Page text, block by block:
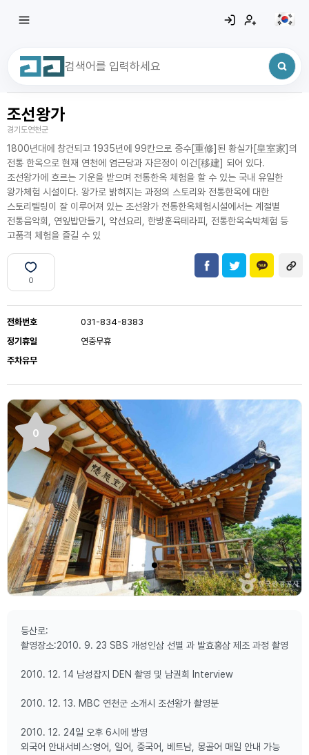
최근 검색어
조선왕가
경기도연천군
1800년대에 창건되고 1935년에 99칸으로 중수[重修]된 황실가[皇室家]의
전통 한옥으로 현재 연천에 염근당과 자은정이 이건[移建] 되어 있다.
조선왕가에 흐르는 기운을 받으며 전통한옥 체험을 할 수 있는 국내 유일한
왕가체험 시설이다. 왕가로 밝혀지는 과정의 스토리와 전통한옥에 대한
스토리텔링이 잘 이루어져 있는 조선왕가 전통한옥체험시설에서는 계절별
전통음악회, 연잎밥만들기, 약선요리, 한방훈육테라피, 전통한옥숙박체험 등
고품격 체험을 즐길 수 있
0
전화번호
031-834-8383
정기휴일
연중무휴
주차유무
0
등산로:
촬영장소:2010. 9. 23 SBS 개성인삼 선별 과 발효홍삼 제조 과정 촬영
2010. 12. 14 남성잡지 DEN 촬영 및 남권희 Interview
2010. 12. 13. MBC 연천군 소개시 조선왕가 촬영분
2010. 12. 24일 오후 6시에 방영
외국어 안내서비스:영어, 일어, 중국어, 베트남, 몽골어 매일 안내 가능